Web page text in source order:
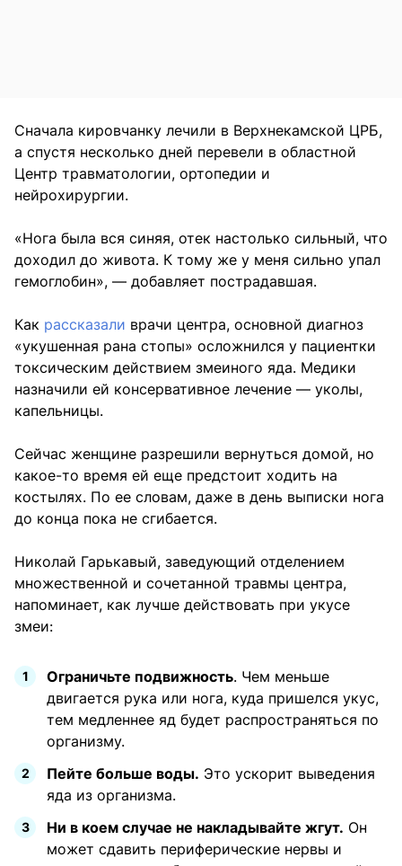
Сначала кировчанку лечили в Верхнекамской ЦРБ,
а спустя несколько дней перевели в областной
Центр травматологии, ортопедии и
нейрохирургии.
«Нога была вся синяя, отек настолько сильный, что
доходил до живота. К тому же у меня сильно упал
гемоглобин», — добавляет пострадавшая.
Как рассказали врачи центра, основной диагноз
«укушенная рана стопы» осложнился у пациентки
токсическим действием змеиного яда. Медики
назначили ей консервативное лечение — уколы,
капельницы.
Сейчас женщине разрешили вернуться домой, но
какое-то время ей еще предстоит ходить на
костылях. По ее словам, даже в день выписки нога
до конца пока не сгибается.
Николай Гарькавый, заведующий отделением
множественной и сочетанной травмы центра,
напоминает, как лучше действовать при укусе
змеи:
Ограничьте подвижность. Чем меньше
двигается рука или нога, куда пришелся укус,
тем медленнее яд будет распространяться по
организму.
Пейте больше воды. Это ускорит выведения
яда из организма.
Ни в коем случае не накладывайте жгут. Он
может сдавить периферические нервы и